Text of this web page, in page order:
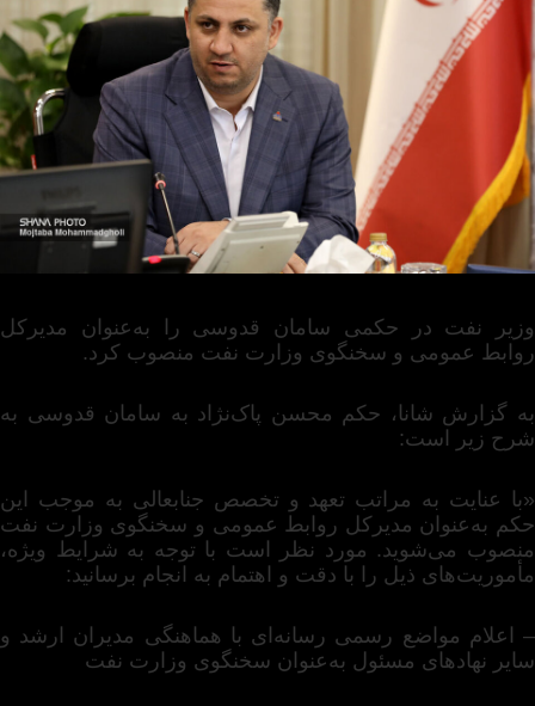
وزیر نفت در حکمی سامان قدوسی را به‌عنوان مدیرکل
روابط عمومی و سخنگوی وزارت نفت منصوب کرد.
به گزارش شانا، حکم محسن پاک‌نژاد به سامان قدوسی به
شرح زیر است:
«با عنایت به مراتب تعهد و تخصص جنابعالی به موجب این
حکم به‌عنوان مدیرکل روابط عمومی و سخنگوی وزارت نفت
منصوب می‌شوید. مورد نظر است با توجه به شرایط ویژه،
مأموریت‌های ذیل را با دقت و اهتمام به انجام برسانید:
– اعلام مواضع رسمی رسانه‌ای با هماهنگی مدیران ارشد و
سایر نهادهای مسئول به‌عنوان سخنگوی وزارت نفت